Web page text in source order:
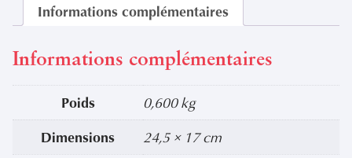
Informations complémentaires
Informations complémentaires
Poids 0,600 kg
Dimensions 24,5 × 17 cm